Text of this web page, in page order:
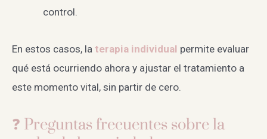
control.
En estos casos, la terapia individual permite evaluar
qué está ocurriendo ahora y ajustar el tratamiento a
este momento vital, sin partir de cero.
❓ Preguntas frecuentes sobre la